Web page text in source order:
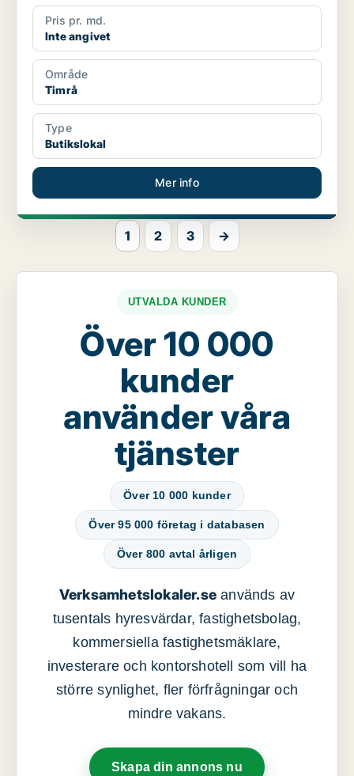
Pris pr. md.
Inte angivet
Område
Timrå
Type
Butikslokal
Mer info
1 2 3 →
UTVALDA KUNDER
Över 10 000
kunder
använder våra
tjänster
Över 10 000 kunder
Över 95 000 företag i databasen
Över 800 avtal årligen
Verksamhetslokaler.se används av
tusentals hyresvärdar, fastighetsbolag,
kommersiella fastighetsmäklare,
investerare och kontorshotell som vill ha
större synlighet, fler förfrågningar och
mindre vakans.
Skapa din annons nu